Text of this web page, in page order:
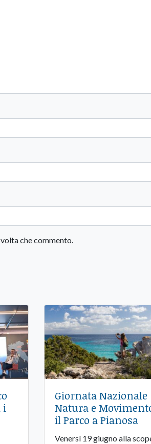
che commento.
i
Giornata Nazionale
Natura e
il Parco a Pianosa
Venersì 19 giugno alla